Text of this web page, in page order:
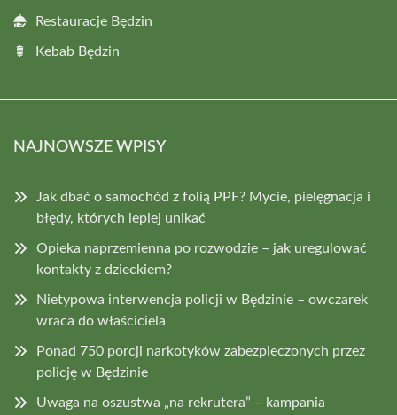
Restauracje Będzin
Kebab Będzin
NAJNOWSZE WPISY
Jak dbać o samochód z folią PPF? Mycie, pielęgnacja i
błędy, których lepiej unikać
Opieka naprzemienna po rozwodzie – jak uregulować
kontakty z dzieckiem?
Nietypowa interwencja policji w Będzinie – owczarek
wraca do właściciela
Ponad 750 porcji narkotyków zabezpieczonych przez
policję w Będzinie
Uwaga na oszustwa „na rekrutera” – kampania